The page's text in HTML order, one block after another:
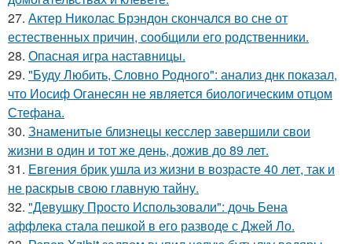
27. Актер Николас Брэндон скончался во сне от
естественных причин, сообщили его родственники.
28. Опасная игра наставницы.
29. "Буду Любить, Словно Родного": анализ днк показал,
что Иосиф Оганесян не является биологическим отцом
Стефана.
30. Знаменитые близнецы кесслер завершили свои
жизни в один и тот же день, дожив до 89 лет.
31. Евгения брик ушла из жизни в возрасте 40 лет, так и
не раскрыв свою главную тайну.
32. "Девушку Просто Использовали": дочь Бена
аффлека стала пешкой в его разводе с Джей Ло.